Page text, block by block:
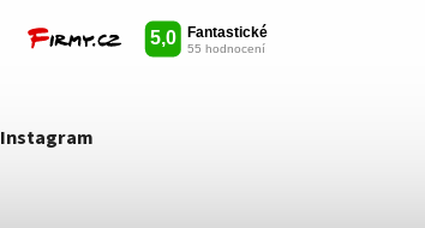
Instagram